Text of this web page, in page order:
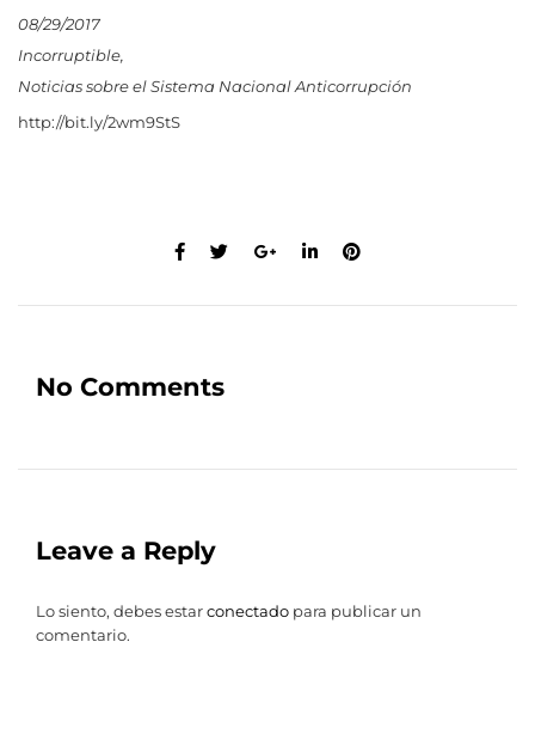
08/29/2017
Incorruptible
Noticias sobre el Sistema Nacional Anticorrupción
http://bit.ly/2wm9StS
No Comments
Leave a Reply
Lo siento, debes estar conectado para publicar un
comentario.